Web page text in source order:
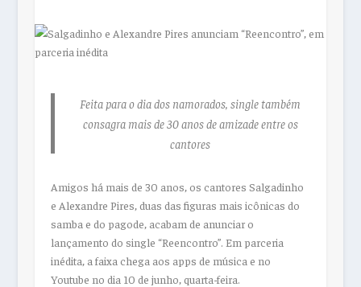
Feita para o dia dos namorados, single também
consagra mais de 30 anos de amizade entre os
cantores
Amigos há mais de 30 anos, os cantores Salgadinho
e Alexandre Pires, duas das figuras mais icônicas do
samba e do pagode, acabam de anunciar o
lançamento do single “Reencontro”. Em parceria
inédita, a faixa chega aos apps de música e no
Youtube no dia 10 de junho, quarta-feira.